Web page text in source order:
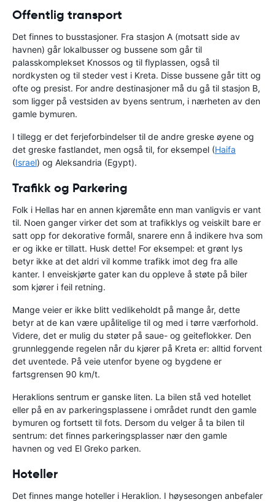
Offentlig transport
Det finnes to busstasjoner. Fra stasjon A (motsatt side av
havnen) går lokalbusser og bussene som går til
palasskomplekset Knossos og til flyplassen, også til
nordkysten og til steder vest i Kreta. Disse bussene går titt og
ofte og presist. For andre destinasjoner må du gå til stasjon B,
som ligger på vestsiden av byens sentrum, i nærheten av den
gamle bymuren.
I tillegg er det ferjeforbindelser til de andre greske øyene og
det greske fastlandet, men også til, for eksempel (Haifa
(Israel) og Aleksandria (Egypt).
Trafikk og Parkering
Folk i Hellas har en annen kjøremåte enn man vanligvis er vant
til. Noen ganger virker det som at trafikklys og veiskilt bare er
satt opp for dekorative formål, snarere enn å indikere hva som
er og ikke er tillatt. Husk dette! For eksempel: et grønt lys
betyr ikke at det aldri vil komme trafikk imot deg fra alle
kanter. I enveiskjørte gater kan du oppleve å støte på biler
som kjører i feil retning.
Mange veier er ikke blitt vedlikeholdt på mange år, dette
betyr at de kan være upålitelige til og med i tørre værforhold.
Videre, det er mulig du støter på saue- og geiteflokker. Den
grunnleggende regelen når du kjører på Kreta er: alltid forvent
det uventede. På veie utenfor byene og bygdene er
fartsgrensen 90 km/t.
Heraklions sentrum er ganske liten. La bilen stå ved hotellet
eller på en av parkeringsplassene i området rundt den gamle
bymuren og fortsett til fots. Dersom du velger å ta bilen til
sentrum: det finnes parkeringsplasser nær den gamle
havnen og ved El Greko parken.
Hoteller
Det finnes mange hoteller i Heraklion. I høysesongen anbefaler